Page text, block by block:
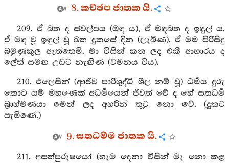
8. කච්ඡප ජාතක යි.
209. ඒ බත ද ස්වල්පය (මඳ ය), ඒ මඳබත ද ඉඳුල් ය,
ඒ මඳ වූ ඉඳුල් වූ බත දුකසේ දින (ලැබිණ). ඒ මම පිරිසිදු
බමුණුකුල ඇත්තෙමි. මා විසින් කන ලද එකී ආහාරය ද
ලේත් සමඟ උඩට නැඟිණ (වමනය විය).
210. එලෙසින් (ආජීව පාරිශුද්ධි ශීල නම් වූ) ධර්‍මය දුරු
කොට යම් මහණෙක් අධර්‍මයෙන් ජීවත් වේ ද හේ සතධර්‍ම
බ්‍රාහ්මණයා මෙන් ලද අහරින් තුටු නො වේ. (දුකට
පැමිණේ.)
9. සතධම්ම ජාතක යි.
211. අසත්පුරුෂයෝ (හැම දෙනා විසින් මැ නො කළ